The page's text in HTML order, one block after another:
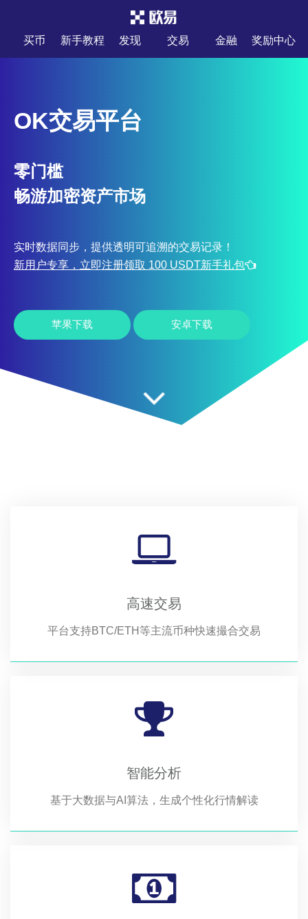
买币 新手教程 发现 交易 金融 奖励中心
OK交易平台
零门槛
畅游加密资产市场
实时数据同步，提供透明可追溯的交易记录！
新用户专享，立即注册领取 100 USDT新手礼包
苹果下载 安卓下载
高速交易
平台支持BTC/ETH等主流币种快速撮合交易
智能分析
基于大数据与AI算法，生成个性化行情解读